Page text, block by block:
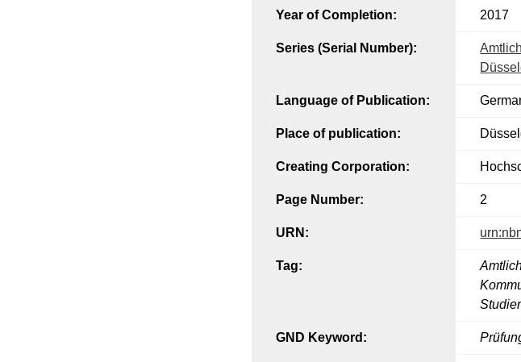
Year of Completion: 2017
Series (Serial Number):
Language of Publication:
Place of publication:
Creating Corporation:
Page Number: 2
URN:
Tag:
GND Keyword: